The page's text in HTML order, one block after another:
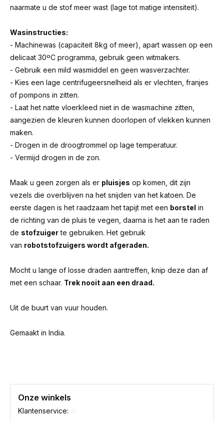
naarmate u de stof meer wast (lage tot matige intensiteit).
Wasinstructies:
- Machinewas (capaciteit 8kg of meer), apart wassen op een
delicaat 30ºC programma, gebruik geen witmakers.
- Gebruik een mild wasmiddel en geen wasverzachter.
- Kies een lage centrifugeersnelheid als er vlechten, franjes
of pompons in zitten.
- Laat het natte vloerkleed niet in de wasmachine zitten,
aangezien de kleuren kunnen doorlopen of vlekken kunnen
maken.
- Drogen in de droogtrommel op lage temperatuur.
- Vermijd drogen in de zon.
Maak u geen zorgen als er pluisjes op komen, dit zijn
vezels die overblijven na het snijden van het katoen. De
eerste dagen is het raadzaam het tapijt met een borstel in
de richting van de pluis te vegen, daarna is het aan te raden
de stofzuigerte gebruiken. Het gebruik
van robotstofzuigers wordt afgeraden.
Mocht u lange of losse draden aantreffen, knip deze dan af
met een schaar. Trek nooit aan een draad.
Uit de buurt van vuur houden.
Gemaakt in India.
Onze winkels
Klantenservice: